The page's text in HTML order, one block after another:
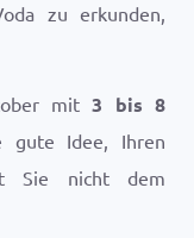
zu erkunden,
mit3 bis 8
Idee, Ihren
Sie nicht dem